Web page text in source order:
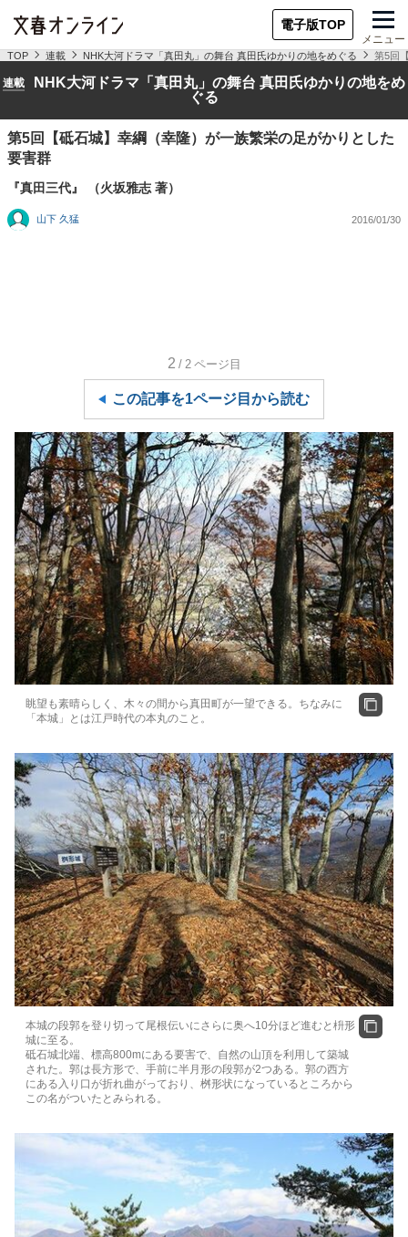
電子版TOP
メニュー
TOP 連載 NHK大河ドラマ「真田丸」の舞台 真田氏ゆかりの地をめぐる 第5回
連載
NHK大河ドラマ「真田丸」の舞台 真田氏ゆかりの地をめ
ぐる
第5回【砥石城】幸綱（幸隆）が一族繁栄の足がかりとした
要害群
『真田三代』 （火坂雅志 著）
山下 久猛 2016/01/30
2 /2 ページ目
この記事を1ページ目から読む
眺望も素晴らしく、木々の間から真田町が一望できる。ちなみに
「本城」とは江戸時代の本丸のこと。
本城の段郭を登り切って尾根伝いにさらに奥へ10分ほど進むと枡形
城に至る。
砥石城北端、標高800mにある要害で、自然の山頂を利用して築城
された。郭は長方形で、手前に半月形の段郭が2つある。郭の西方
にある入り口が折れ曲がっており、桝形状になっているところから
この名がついたとみられる。